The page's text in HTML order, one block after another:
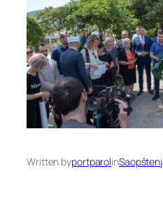
Written byportparolin